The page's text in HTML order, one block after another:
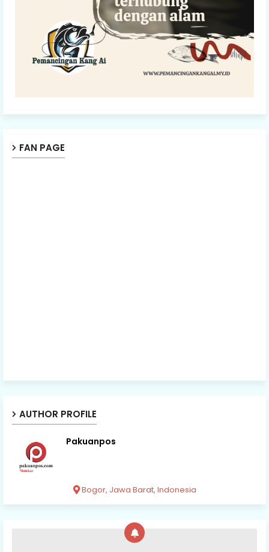
FAN PAGE
AUTHOR PROFILE
Pakuanpos
Bogor, Jawa Barat, Indonesia